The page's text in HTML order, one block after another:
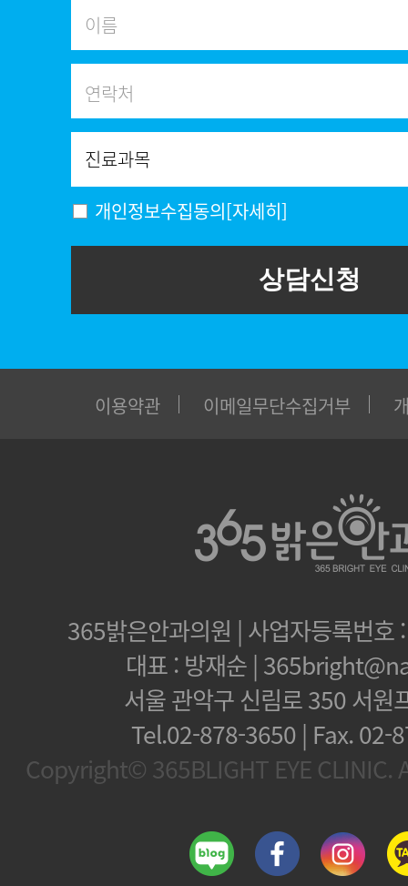
개인정보수집동의[자세히]
상담신청
이용약관 이메일무단수집거부
365밝은안과의원 | 사업자등록번
대표 : 방재순 |
서울 관악구 신림로 350 서원
Tel.02-878-3650 | Fax.02-
Copyright© 365BLIGHT EYE